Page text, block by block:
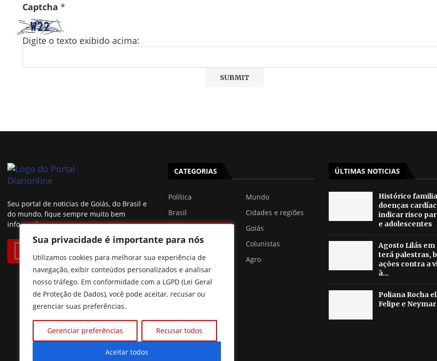
Sua privacidade é importante para nós
Utilizamos cookies para melhorar sua experiência de
navegação, exibir conteúdos personalizados e analisar
nosso tráfego. Em conformidade com a LGPD (Lei Geral
de Proteção de Dados), você pode aceitar, recusar ou
gerenciar suas preferências.
Gerenciar preferências Recusar todos
Aceitar todos
Captcha *
Digite o texto exibido acima:
Seu portal de noticias de Goiás, do Brasil e
do mundo, fique sempre muito bem
informado.
CATEGORIAS
Política
Mundo
Brasil
Cidades e regiões
Goiás
São Paulo
Colunistas
Famosos
Agro
ÚLTIMAS NOTICIAS
Histórico
doenças
indicar risco
e adolescentes
Agosto Lilás em
terá palestras,
ações contra a
à...
Poliana Rocha
Felipe e